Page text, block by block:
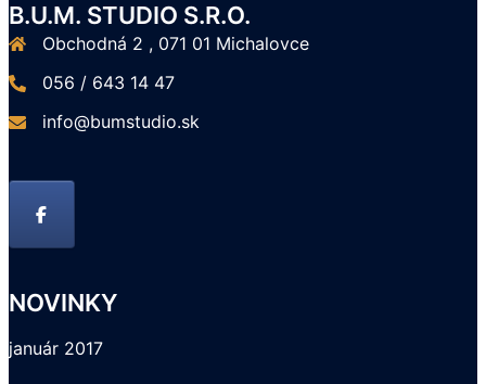
B.U.M. STUDIO S.R.O.
Obchodná 2 , 071 01 Michalovce
056 / 643 14 47
info@bumstudio.sk
NOVINKY
január 2017